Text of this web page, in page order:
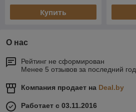
Купить
О нас
Рейтинг не сформирован
Менее 5 отзывов за последний год
Компания продает на Deal.by
Работает с 03.11.2016